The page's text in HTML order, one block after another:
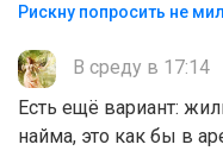
Рискну попросить не
В среду в 17:14
Есть ещё вариант:
найма, это как бы в